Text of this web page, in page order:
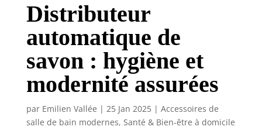
Distributeur
automatique de
savon : hygiène et
modernité assurées
par Emilien Vallée | 25 Jan 2025| Accessoires de
salle de bain modernes, Santé & Bien-être à domicile